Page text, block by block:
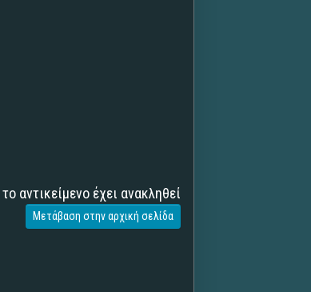
αντικείμενο έχει ανακληθεί
Μετάβαση στην αρχική σελίδα